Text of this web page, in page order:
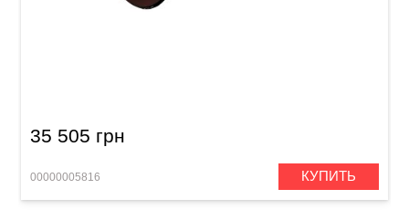
35 505 грн
00000005816 КУПИТЬ